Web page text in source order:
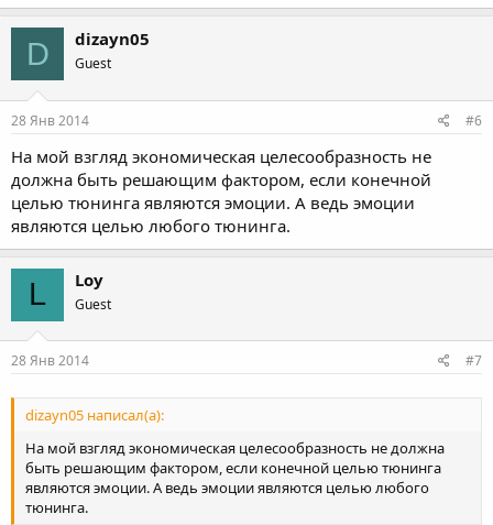
D dizayn05
Guest
28 Янв 2014 #6
На мой взгляд экономическая целесообразность не
должна быть решающим фактором, если конечной
целью тюнинга являются эмоции. А ведь эмоции
являются целью любого тюнинга.
L Loy
Guest
28 Янв 2014 #7
dizayn05 написал(а):
На мой взгляд экономическая целесообразность не должна
быть решающим фактором, если конечной целью тюнинга
являются эмоции. А ведь эмоции являются целью любого
тюнинга.